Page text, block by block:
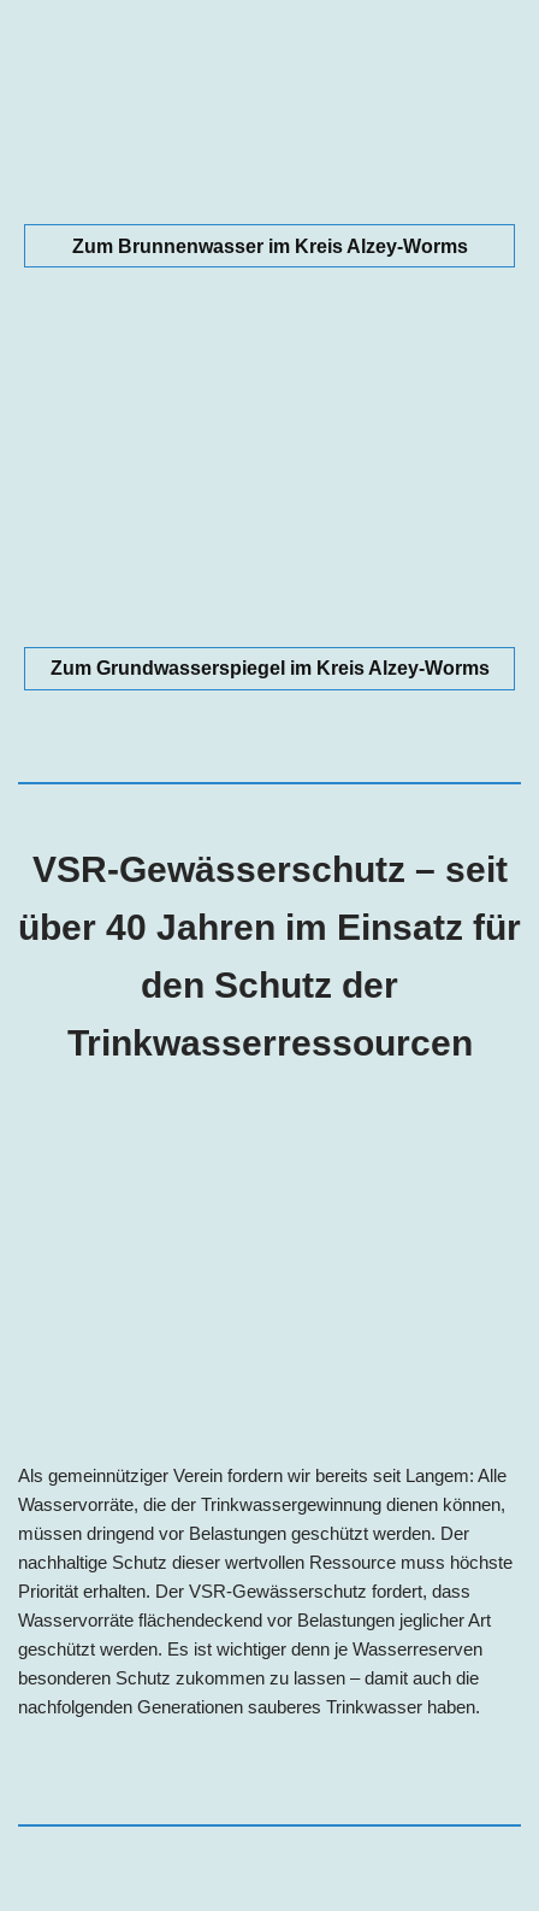
Zum Brunnenwasser im Kreis Alzey-Worms
Zum Grundwasserspiegel im Kreis Alzey-Worms
VSR-Gewässerschutz – seit
über 40 Jahren im Einsatz für
den Schutz der
Trinkwasserressourcen
Als gemeinnütziger Verein fordern wir bereits seit Langem: Alle
Wasservorräte, die der Trinkwassergewinnung dienen können,
müssen dringend vor Belastungen geschützt werden. Der
nachhaltige Schutz dieser wertvollen Ressource muss höchste
Priorität erhalten. Der VSR-Gewässerschutz fordert, dass
Wasservorräte flächendeckend vor Belastungen jeglicher Art
geschützt werden. Es ist wichtiger denn je Wasserreserven
besonderen Schutz zukommen zu lassen – damit auch die
nachfolgenden Generationen sauberes Trinkwasser haben.